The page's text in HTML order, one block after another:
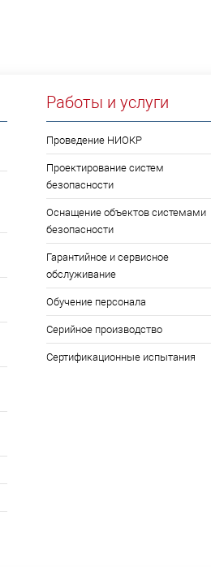
Работы и услуги
Проведение НИОКР
Проектирование систем
безопасности
Оснащение объектов системами
безопасности
Гарантийное и сервисное
обслуживание
Обучение персонала
Серийное производство
Сертификационные испытания